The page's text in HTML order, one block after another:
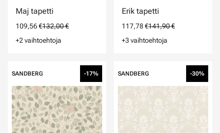
Maj tapetti
109,56 €132,00 €
+2 vaihtoehtoja
Erik tapetti
117,78 €141,90 €
+3 vaihtoehtoja
SANDBERG -17% SANDBERG -30%